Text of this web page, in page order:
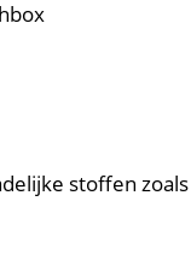
stoffen